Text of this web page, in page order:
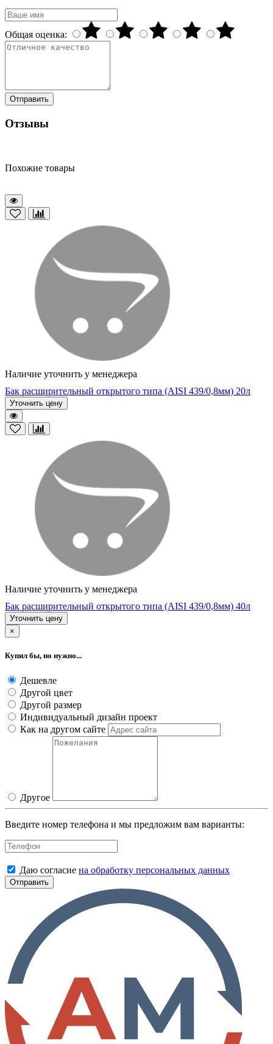
Общая оценка:
Отправить
Отзывы
Похожие товары
Наличие уточнить у менеджера
Бак расширительный открытого типа (AISI 439/0,8мм) 20л
Уточнить цену
Наличие уточнить у менеджера
Бак расширительный открытого типа (AISI 439/0,8мм) 40л
Уточнить цену
×
Купил бы, но нужно...
Дешевле
Другой цвет
Другой размер
Индивидуальный дизайн проект
Как на другом сайте
Другое
Введите номер телефона и мы предложим вам варианты:
Даю согласие на обработку персональных данных
Отправить